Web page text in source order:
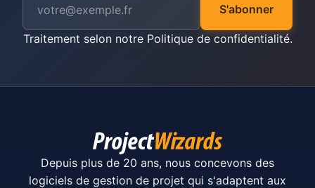
S'abonner
Traitement selon notre Politique de confidentialité.
Depuis plus de 20 ans, nous concevons des
logiciels de gestion de projet qui s'adaptent aux